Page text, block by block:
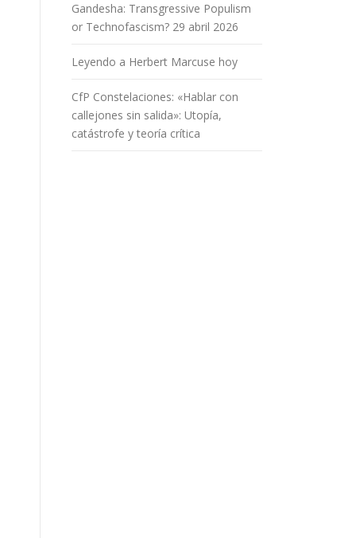
Gandesha: Transgressive Populism
or Technofascism? 29 abril 2026
Leyendo a Herbert Marcuse hoy
CfP Constelaciones: «Hablar con
callejones sin salida»: Utopía,
catástrofe y teoría crítica